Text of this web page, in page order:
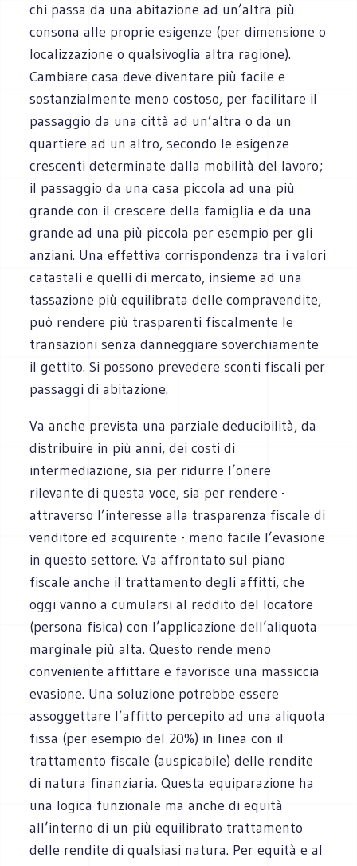
chi passa da una abitazione ad un’altra più
consona alle proprie esigenze (per dimensione o
localizzazione o qualsivoglia altra ragione).
Cambiare casa deve diventare più facile e
sostanzialmente meno costoso, per facilitare il
passaggio da una città ad un’altra o da un
quartiere ad un altro, secondo le esigenze
crescenti determinate dalla mobilità del lavoro;
il passaggio da una casa piccola ad una più
grande con il crescere della famiglia e da una
grande ad una più piccola per esempio per gli
anziani. Una effettiva corrispondenza tra i valori
catastali e quelli di mercato, insieme ad una
tassazione più equilibrata delle compravendite,
può rendere più trasparenti fiscalmente le
transazioni senza danneggiare soverchiamente
il gettito. Si possono prevedere sconti fiscali per
passaggi di abitazione.
Va anche prevista una parziale deducibilità, da
distribuire in più anni, dei costi di
intermediazione, sia per ridurre l’onere
rilevante di questa voce, sia per rendere -
attraverso l’interesse alla trasparenza fiscale di
venditore ed acquirente - meno facile l’evasione
in questo settore. Va affrontato sul piano
fiscale anche il trattamento degli affitti, che
oggi vanno a cumularsi al reddito del locatore
(persona fisica) con l’applicazione dell’aliquota
marginale più alta. Questo rende meno
conveniente affittare e favorisce una massiccia
evasione. Una soluzione potrebbe essere
assoggettare l’affitto percepito ad una aliquota
fissa (per esempio del 20%) in linea con il
trattamento fiscale (auspicabile) delle rendite
di natura finanziaria. Questa equiparazione ha
una logica funzionale ma anche di equità
all’interno di un più equilibrato trattamento
delle rendite di qualsiasi natura. Per equità e al